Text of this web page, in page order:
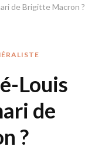
de Brigitte Macron ?
Louis
de
?